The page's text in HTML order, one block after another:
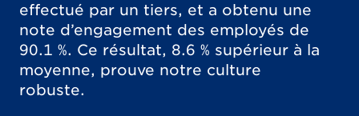
effectué par un tiers, et a obtenu une
note d’engagement des employés de
90.1 %. Ce résultat, 8.6 % supérieur à la
moyenne, prouve notre culture
robuste.